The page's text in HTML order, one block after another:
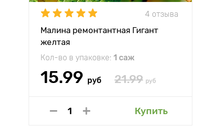
4 отзыва
Малина ремонтантная Гигант
желтая
Кол-во в упаковке: 1 саж
15.99 руб 21.99 руб
Купить